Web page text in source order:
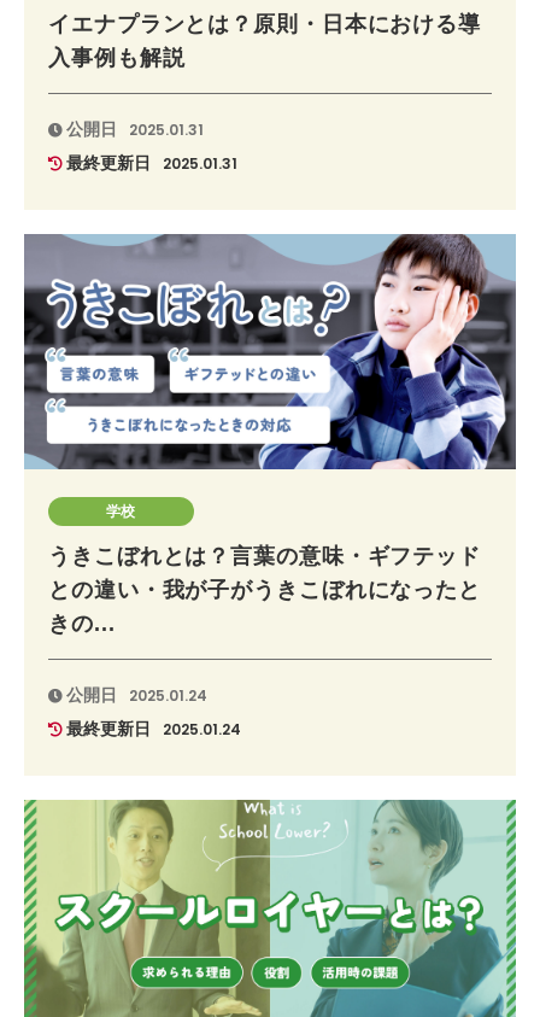
イエナプランとは？原則・日本における導
入事例も解説
公開日 2025.01.31
最終更新日 2025.01.31
学校
うきこぼれとは？言葉の意味・ギフテッド
との違い・我が子がうきこぼれになったと
きの...
公開日 2025.01.24
最終更新日 2025.01.24